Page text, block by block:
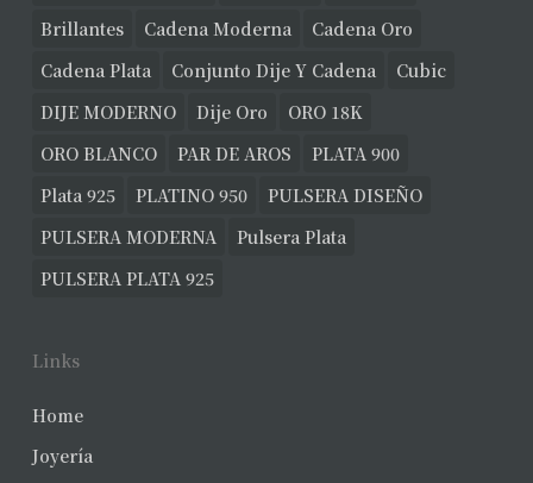
Brillantes
Cadena Moderna
Cadena Oro
Cadena Plata
Conjunto Dije Y Cadena
Cubic
DIJE MODERNO
Dije Oro
ORO 18K
ORO BLANCO
PAR DE AROS
PLATA 900
Plata 925
PLATINO 950
PULSERA DISEÑO
PULSERA MODERNA
Pulsera Plata
PULSERA PLATA 925
Links
Home
Joyería